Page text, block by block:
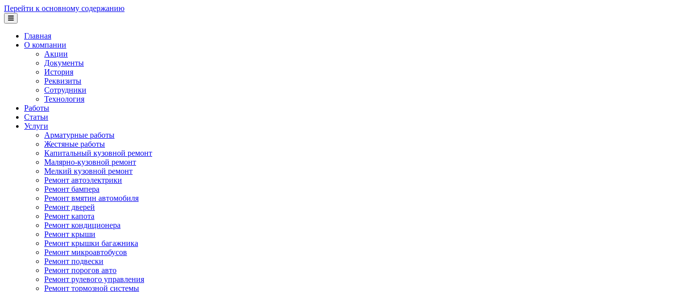
Перейти к основному содержанию
Главная
О компании
Акции
Документы
История
Реквизиты
Сотрудники
Технология
Работы
Статьи
Услуги
Арматурные работы
Жестяные работы
Капитальный кузовной ремонт
Малярно-кузовной ремонт
Мелкий кузовной ремонт
Ремонт автоэлектрики
Ремонт бампера
Ремонт вмятин автомобиля
Ремонт дверей
Ремонт капота
Ремонт кондиционера
Ремонт крыши
Ремонт крышки багажника
Ремонт микроавтобусов
Ремонт подвески
Ремонт порогов авто
Ремонт рулевого управления
Ремонт тормозной системы